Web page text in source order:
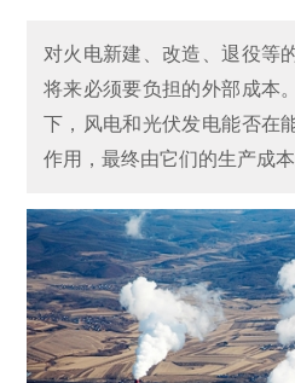
对火电新建、改造、退役等
将来必须要负担的外部成本
下，风电和光伏发电能否在
作用，最终由它们的生产成